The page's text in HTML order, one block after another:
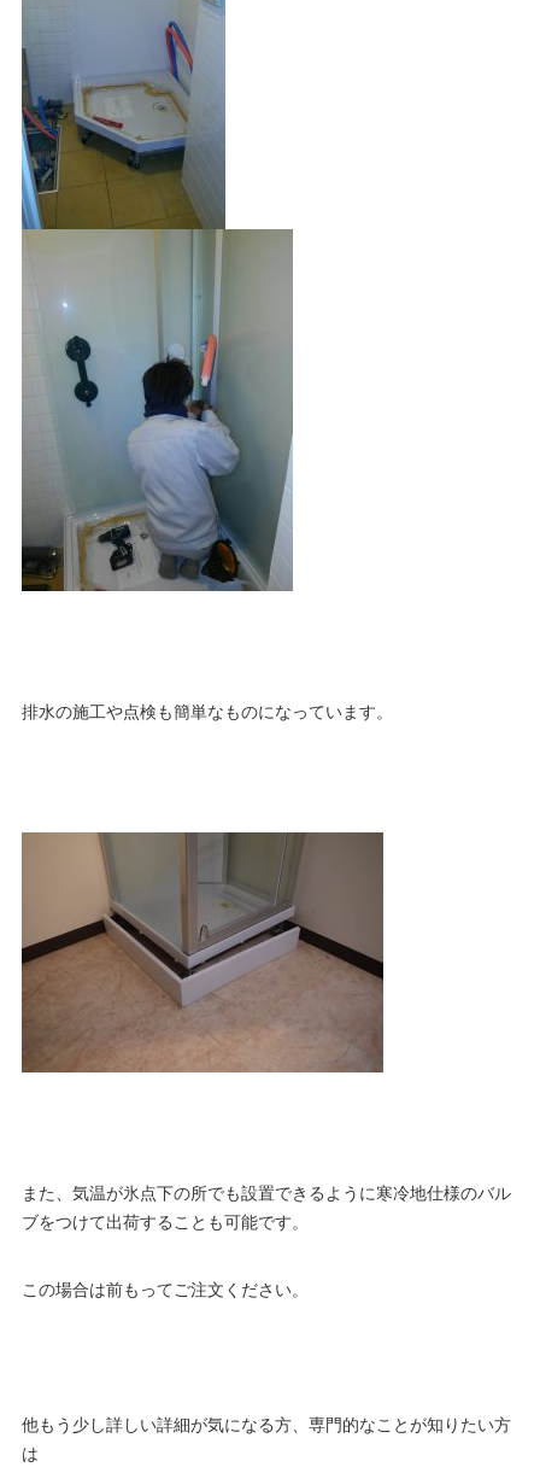
排水の施工や点検も簡単なものになっています。
また、気温が氷点下の所でも設置できるように寒冷地仕様のバル
ブをつけて出荷することも可能です。
この場合は前もってご注文ください。
他もう少し詳しい詳細が気になる方、専門的なことが知りたい方
は